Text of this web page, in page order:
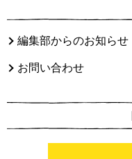
編集部からのお知らせ
お問い合わせ